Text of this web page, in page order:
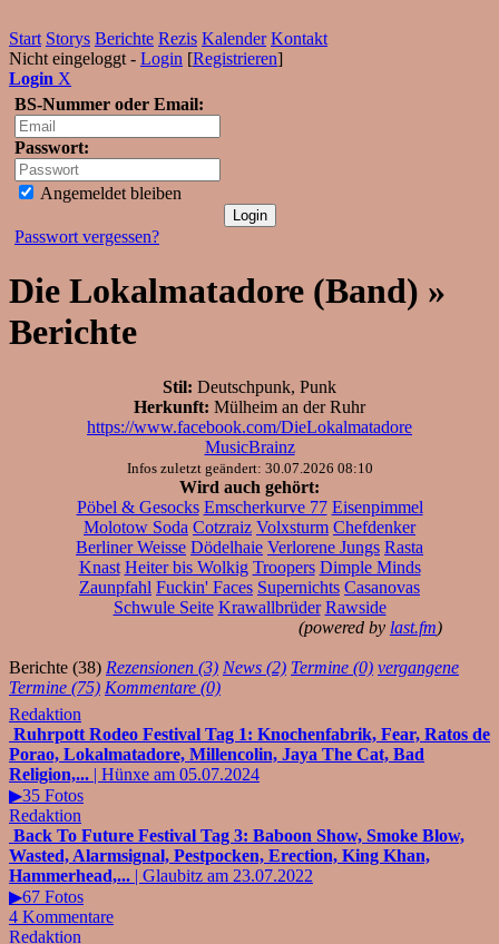
Start Storys Berichte Rezis Kalender Kontakt
Nicht eingeloggt - Login [Registrieren]
Login X
BS-Nummer oder Email:
Passwort:
Angemeldet bleiben
Passwort vergessen?
Die Lokalmatadore (Band) »
Berichte
Stil: Deutschpunk, Punk
Herkunft: Mülheim an der Ruhr
https://www.facebook.com/DieLokalmatadore
MusicBrainz
Infos zuletzt geändert: 30.07.2026 08:10
Wird auch gehört:
Pöbel & Gesocks Emscherkurve 77 Eisenpimmel
Molotow Soda Cotzraiz Volxsturm Chefdenker
Berliner Weisse Dödelhaie Verlorene Jungs Rasta
Knast Heiter bis Wolkig Troopers Dimple Minds
Zaunpfahl Fuckin' Faces Supernichts Casanovas
Schwule Seite Krawallbrüder Rawside
(powered by last.fm)
Berichte (38) Rezensionen (3) News (2) Termine (0) vergangene
Termine (75) Kommentare (0)
Redaktion
Ruhrpott Rodeo Festival Tag 1: Knochenfabrik, Fear, Ratos de
Porao, Lokalmatadore, Millencolin, Jaya The Cat, Bad
Religion,... | Hünxe am 05.07.2024
▶35 Fotos
Redaktion
Back To Future Festival Tag 3: Baboon Show, Smoke Blow,
Wasted, Alarmsignal, Pestpocken, Erection, King Khan,
Hammerhead,... | Glaubitz am 23.07.2022
▶67 Fotos
4 Kommentare
Redaktion